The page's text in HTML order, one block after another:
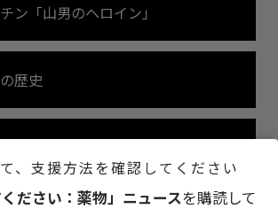
ン「山男のヘロイン」
歴史
、支援方法を確認してください
ください：薬物」ニュースを購読して